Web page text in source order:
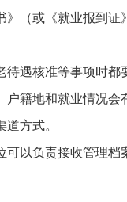
（或《就业报到
遇核准等事项时都
籍地和就业情况
方式。
以负责接收管理